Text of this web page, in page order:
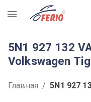
R
5N1 927 132
Volkswagen
Главная / 5N1 927